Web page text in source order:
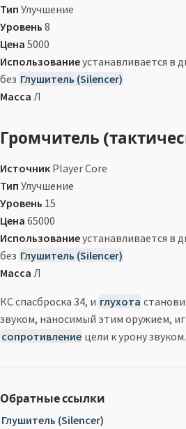
Тип Улучшение
Уровень 8
Цена 5000
Использованиеустанавливается в
без Глушитель (Silencer)
Масса Л
Громчитель
Источник Player Core
Тип Улучшение
Уровень 15
Цена 65000
Использованиеустанавливается в
без Глушитель (Silencer)
Масса Л
КС спасброска 34, и глухота
звуком, наносимый этим оружием,
сопротивление цели к урону звуком.
Обратные ссылки
Глушитель (Silencer)